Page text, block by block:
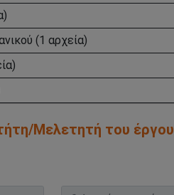
(1 αρχεία)
Μελετητή του έργου